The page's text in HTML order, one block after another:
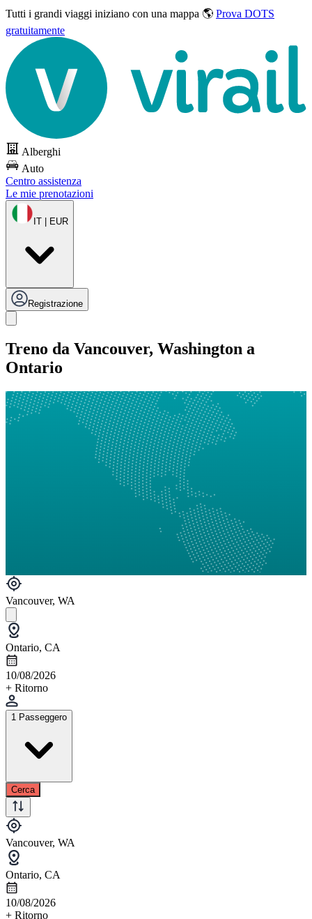
Tutti i grandi viaggi iniziano con una mappa 🌎 Prova DOTS
gratuitamente
Alberghi
Auto
Centro assistenza
Le mie prenotazioni
IT | EUR
Registrazione
Treno da Vancouver, Washington a
Ontario
Vancouver, WA
Ontario, CA
10/08/2026
+ Ritorno
1 Passeggero
Cerca
Vancouver, WA
Ontario, CA
10/08/2026
+ Ritorno